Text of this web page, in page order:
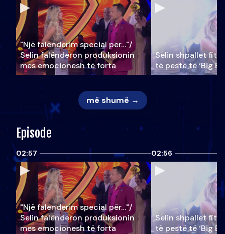
"Një falenderim special për…"/
Selin falënderon produksionin
mes emocionesh të forta
Selin shpallet
të pestë të ‘Big
më shumë →
Episode
02:57
"Një falenderim special për…"/
Selin falënderon produksionin
mes emocionesh të forta
02:56
Selin shpallet
të pestë të ‘Big